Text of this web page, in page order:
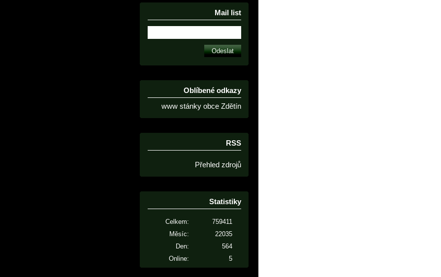
Mail list
Oblíbené odkazy
www stánky obce Zdětín
RSS
Přehled zdrojů
Statistiky
Online: 5
Celkem:
759411
Měsíc:
22035
Den:
564